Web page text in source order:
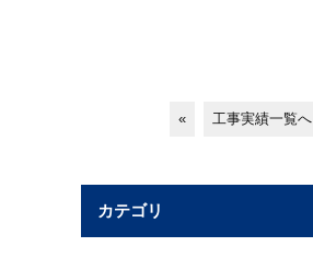
« 工事実績一覧へ
カテゴリ